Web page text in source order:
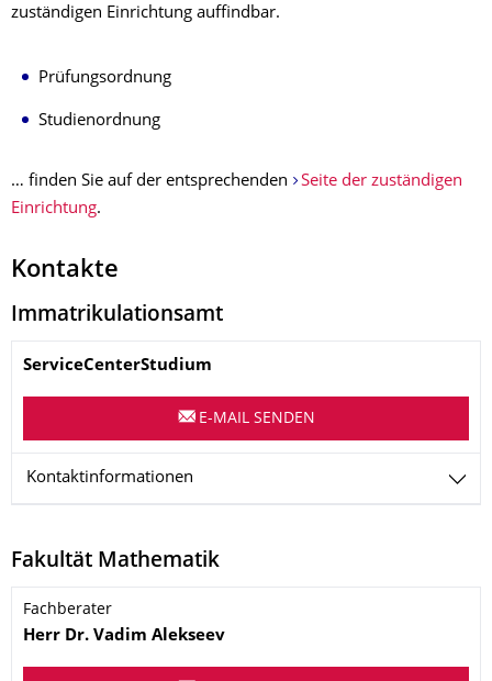
zuständigen Einrichtung auffindbar.
Prüfungsordnung
Studienordnung
… finden Sie auf der entsprechenden
Seite der zuständigen
Einrichtung.
Kontakte
Immatrikulationsamt
Name
ServiceCenterStudium
E-MAIL SENDEN
Kontaktinformationen
Fakultät Mathematik
Name
Fachberater
Herr Dr. Vadim Alekseev